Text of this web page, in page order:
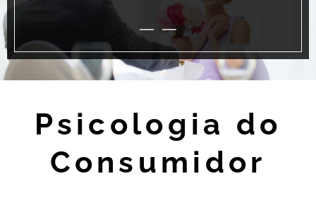
Psicologia do
Consumidor